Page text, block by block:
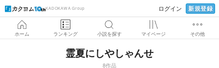
KADOKAWA Group ログイン 新規登録
ホーム ランキング 小説を探す マイページ その他
霊夏にしやしゃんせ
8作品